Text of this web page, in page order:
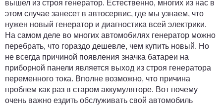
вышел из строя генератор. Естественно, многих из нас в
этом случае занесет в автосервис, где мы узнаем, что
нужен новый генератор и диагностика всей электрики.
На самом деле во многих автомобилях генератор можно
перебрать, что гораздо дешевле, чем купить новый. Но
не всегда причиной появления значка батареи на
приборной панели является выход из строя генератора
переменного тока. Вполне возможно, что причина
проблем как раз в старом аккумуляторе. Вот почему
очень важно ездить обслуживать свой автомобиль